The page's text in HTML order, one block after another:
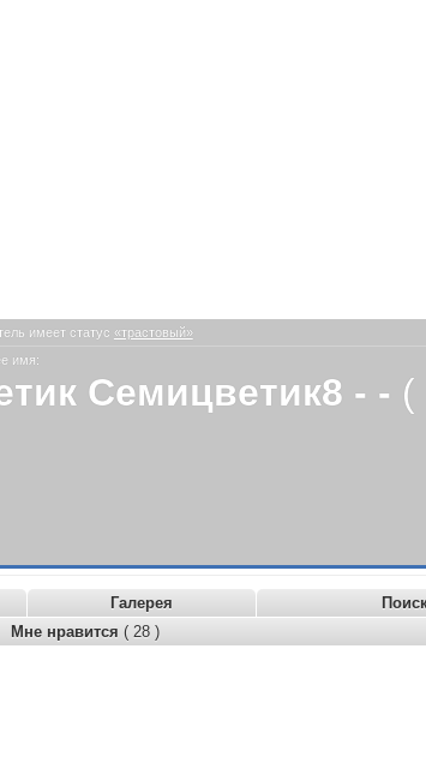
имеет статус «трастовый»
имя:
Семицветик8 - - (
Галерея
Мне нравится ( 28 )